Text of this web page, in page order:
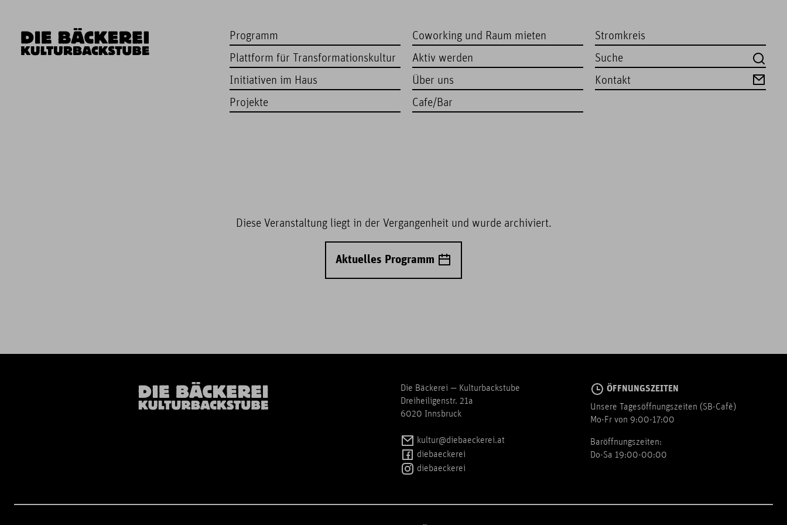
Programm
Plattform für Transformationskultur
Initiativen im Haus
Projekte
Coworking und Raum mieten
Aktiv werden
Über uns
Cafe/Bar
Stromkreis
Kontakt
Diese Veranstaltung liegt in der Vergangenheit und wurde archiviert.
Aktuelles Programm
Die Bäckerei — Kulturbackstube
Dreiheiligenstr. 21a
6020 Innsbruck
kultur@diebaeckerei.at
diebaeckerei
diebaeckerei
ÖFFNUNGSZEITEN
Unsere Tagesöffnungszeiten (SB-Cafè)
Mo-Fr von 9:00-17:00
Baröffnungszeiten:
Do-Sa 19:00-00:00